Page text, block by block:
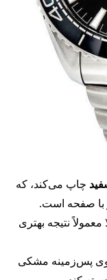
چاپ می‌کند، که
با صفحه است.
معمولاً نتیجه بهتری
روی پس‌زمینه مشکی